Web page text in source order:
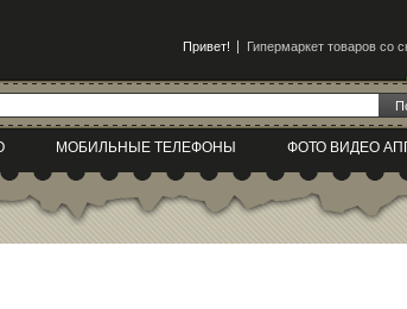
Привет! Гипермаркет товаров со
МОБИЛЬНЫЕ ТЕЛЕФОНЫ ФОТО ВИДЕО